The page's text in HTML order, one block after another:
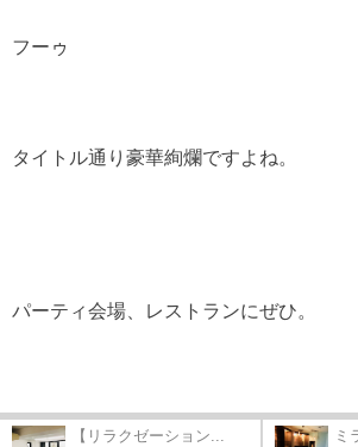
フーゥ
タイトル通り豪華絢爛ですよね。
パーティ会場、レストランにぜひ。
【リラクゼーション... ミ